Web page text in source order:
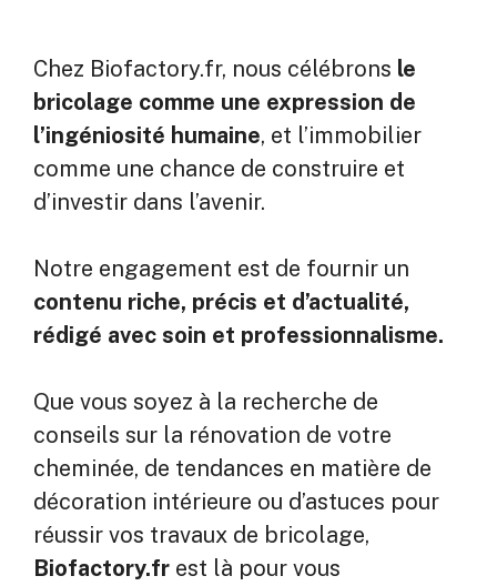
Chez Biofactory.fr, nous célébrons le
bricolage comme une expression de
l’ingéniosité humaine, et l’immobilier
comme une chance de construire et
d’investir dans l’avenir.
Notre engagement est de fournir un
contenu riche, précis et d’actualité,
rédigé avec soin et professionnalisme.
Que vous soyez à la recherche de
conseils sur la rénovation de votre
cheminée, de tendances en matière de
décoration intérieure ou d’astuces pour
réussir vos travaux de bricolage,
Biofactory.fr est là pour vous